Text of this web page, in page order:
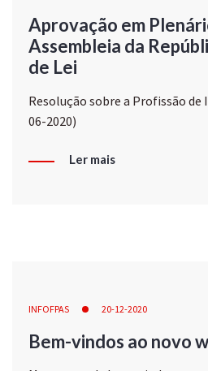
Aprovação em
Assembleia da
de Lei
Resolução sobre a Profissão
06-2020)
Ler mais
INFOFPAS 20-12-2020
Bem-vindos ao novo